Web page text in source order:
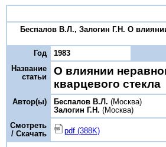
Беспалов В.Л., Залогин Г.Н. О
Год
1983
Название
статьи
О влиянии
кварцевого стекла
Автор(ы) Беспалов В.Л. (Москва)
Залогин Г.Н. (Москва)
Смотреть
/ Скачать
pdf (388K)